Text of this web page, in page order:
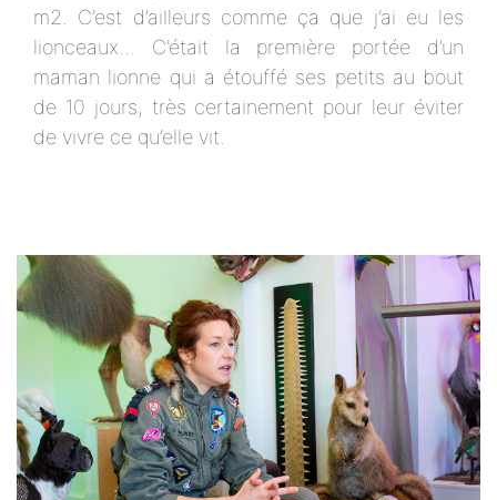
m2. C’est d’ailleurs comme ça que j’ai eu les
lionceaux… C’était la première portée d’un
maman lionne qui a étouffé ses petits au bout
de 10 jours, très certainement pour leur éviter
de vivre ce qu’elle vit.